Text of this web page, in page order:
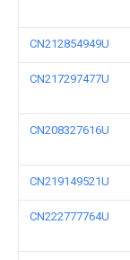
CN212854949U
CN217297477U
CN208327616U
CN219149521U
CN222777764U